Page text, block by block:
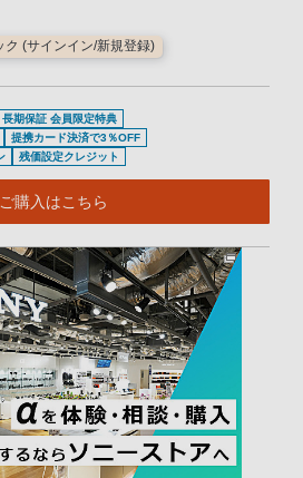
(サインイン/新規登録)
長期保証 会員限定特典
提携カード決済で3％OFF
残価設定クレジット
ご購入はこちら